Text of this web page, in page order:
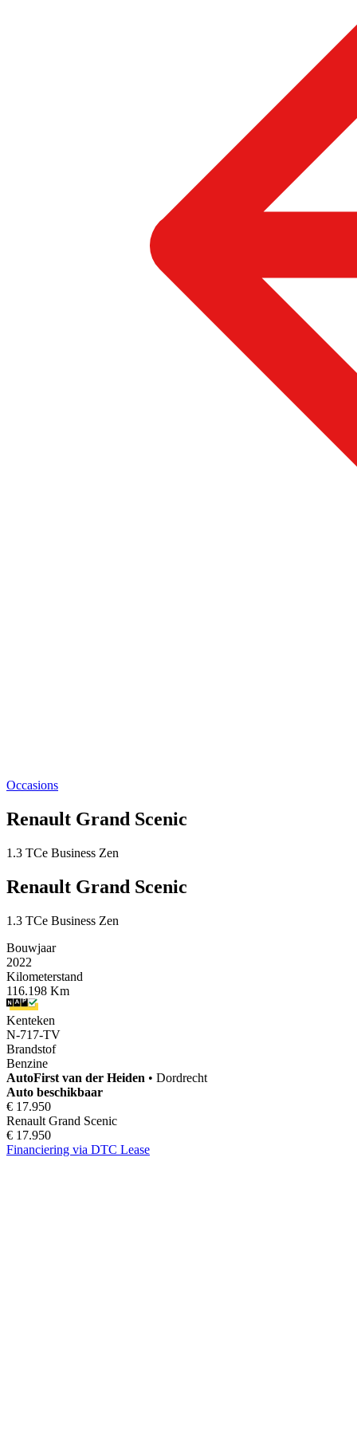
Occasions
Renault Grand Scenic
1.3 TCe Business Zen
Renault Grand Scenic
1.3 TCe Business Zen
Bouwjaar
2022
Kilometerstand
116.198 Km
Kenteken
N-717-TV
Brandstof
Benzine
AutoFirst van der Heiden • Dordrecht
Auto beschikbaar
€ 17.950
Renault Grand Scenic
€ 17.950
Financiering via DTC Lease